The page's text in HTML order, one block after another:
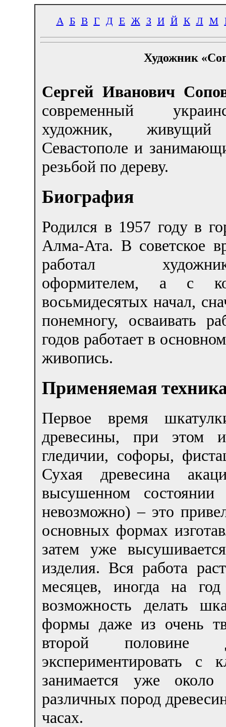
А Б В Г Д Е Ж З И Й К Л М
Художник
Сергей Иванович
современный
художник,
Севастополе и
резьбой по дереву.
Биография
Родился в 1957 году в
Алма-Ата. В советское
работал
оформителем, а с
восьмидесятых начал,
понемногу, осваивать
годов работает в
живопись.
Применяемая
Первое время
древесины, при этом
гледичии, софоры,
Сухая древесина
высушенном
невозможно) – это
основных формах
затем уже
изделия. Вся работа
месяцев, иногда на
возможность делать
формы даже из очень
второй половине
экспериментировать
занимается уже около
различных пород
часах.